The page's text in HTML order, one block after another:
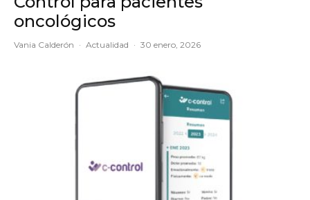
oncológicos
Vania Calderón · Actualidad · 30 enero, 2026